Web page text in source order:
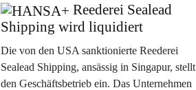
Reederei Sealead
Shipping wird liquidiert
Die von den USA sanktionierte Reederei
Sealead Shipping, ansässig in Singapur, stellt
den Geschäftsbetrieb ein. Das Unternehmen